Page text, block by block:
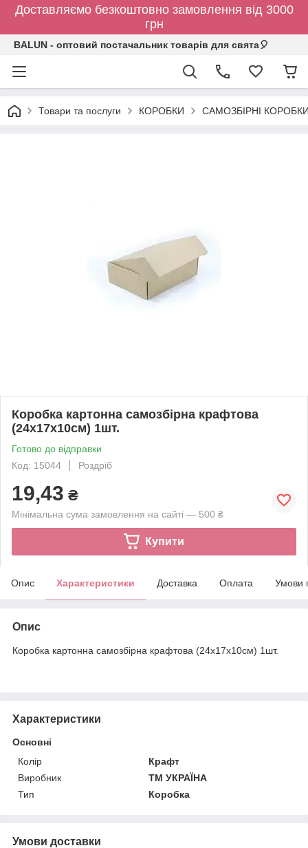
Доставляємо безкоштовно замовлення від 3000
грн
BALUN - оптовий постачальник товарів для свята🎈
Товари та послуги КОРОБКИ САМОЗБІРНІ
Коробка картонна самозбірна крафтова
(24х17х10см) 1шт.
Готово до відправки
Код: 15044
Роздріб
19,43 ₴
Мінімальна сума замовлення на сайті — 500 ₴
Купити
Опис Характеристики Доставка Оплата Умови
Опис
Коробка картонна самозбірна крафтова (24х17х10см) 1шт.
Характеристики
Основні
Колір
Крафт
Виробник
ТМ УКРАЇНА
Тип
Коробка
Умови доставки